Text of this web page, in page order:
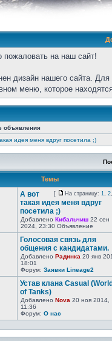
пожаловать на наш сайт!
дизайн нашего сайта.
меню, которое
объявления
идея меня вдруг посетила ;)
Темы
[ На страницу: 1, 2
А вот
такая идея меня вдруг
посетила ;)
Добавлено Кибальчиш 22 сен
2024, 23:30 Объявление
Голосовая связь для
общения с кандидатами.
Добавлено Радинка 20 янв
18:01
Форум: Заявки Lineage2
Устав клана Casual
of Tanks)
Добавлено Nova 20 ноя 2014,
11:36
Форум: О нас